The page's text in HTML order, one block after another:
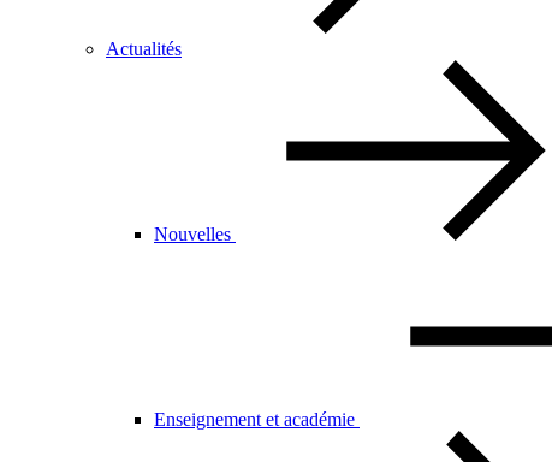
Actualités
Nouvelles
Enseignement et académie